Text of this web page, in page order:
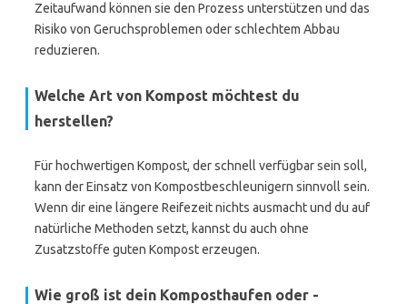
Zeitaufwand können sie den Prozess unterstützen und das
Risiko von Geruchsproblemen oder schlechtem Abbau
reduzieren.
Welche Art von Kompost möchtest du
herstellen?
Für hochwertigen Kompost, der schnell verfügbar sein soll,
kann der Einsatz von Kompostbeschleunigern sinnvoll sein.
Wenn dir eine längere Reifezeit nichts ausmacht und du auf
natürliche Methoden setzt, kannst du auch ohne
Zusatzstoffe guten Kompost erzeugen.
Wie groß ist dein Komposthaufen oder -